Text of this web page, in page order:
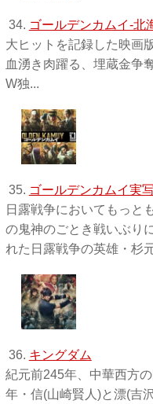
34. ゴールデンカムイ-北
大ヒットを記録した映画
血湧き肉躍る、埋蔵金争
W独 ...
35. ゴールデンカムイ実
日露戦争においてもっと
の鬼神のごとき戦いぶり
れた日露戦争の英雄・杉
36. キングダム
紀元前245年、中華西方
年・信(山崎賢人)と漂(吉